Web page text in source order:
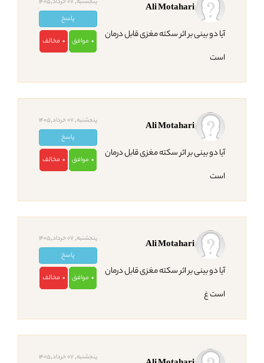
پنجشنبه, 07 خرداد,1405
پاسخ
0 موافق 0 مخالف
آیا دو بینی بر اثر سکته مغزی قابل درمان
است
پنجشنبه, 07 خرداد,1405
پاسخ
0 موافق 0 مخالف
آیا دو بینی بر اثر سکته مغزی قابل درمان
است
پنجشنبه, 07 خرداد,1405
پاسخ
0 موافق 0 مخالف
آیا دو بینی بر اثر سکته مغزی قابل درمان
است غ
پنجشنبه, 07 خرداد,1405